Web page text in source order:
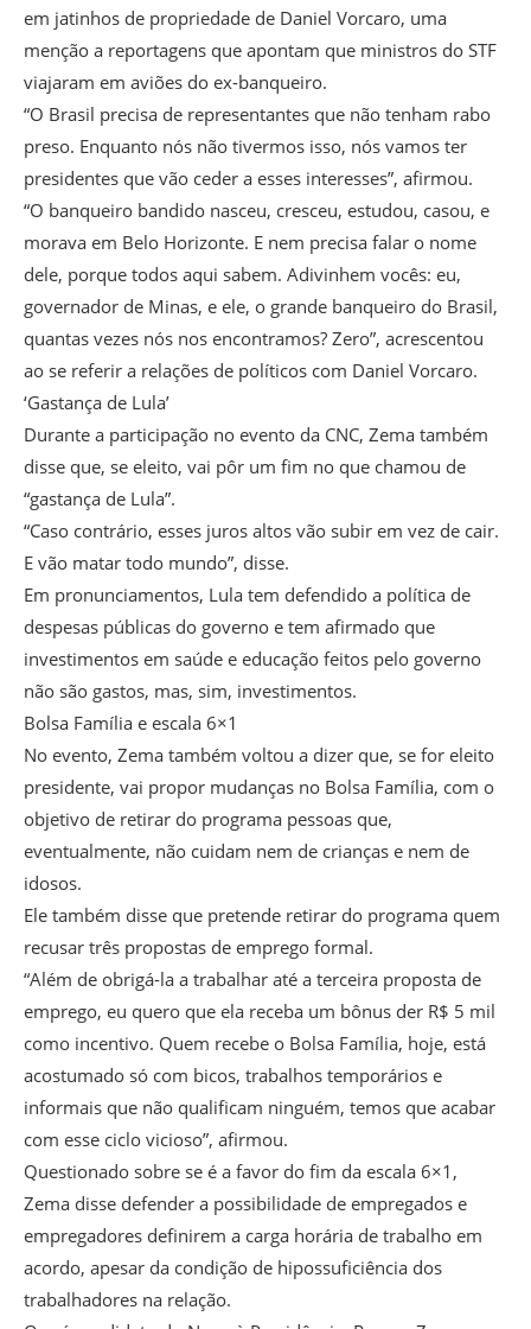
em jatinhos de propriedade de Daniel Vorcaro, uma
menção a reportagens que apontam que ministros do STF
viajaram em aviões do ex-banqueiro.
“O Brasil precisa de representantes que não tenham rabo
preso. Enquanto nós não tivermos isso, nós vamos ter
presidentes que vão ceder a esses interesses”, afirmou.
“O banqueiro bandido nasceu, cresceu, estudou, casou, e
morava em Belo Horizonte. E nem precisa falar o nome
dele, porque todos aqui sabem. Adivinhem vocês: eu,
governador de Minas, e ele, o grande banqueiro do Brasil,
quantas vezes nós nos encontramos? Zero”, acrescentou
ao se referir a relações de políticos com Daniel Vorcaro.
‘Gastança de Lula’
Durante a participação no evento da CNC, Zema também
disse que, se eleito, vai pôr um fim no que chamou de
“gastança de Lula”.
“Caso contrário, esses juros altos vão subir em vez de cair.
E vão matar todo mundo”, disse.
Em pronunciamentos, Lula tem defendido a política de
despesas públicas do governo e tem afirmado que
investimentos em saúde e educação feitos pelo governo
não são gastos, mas, sim, investimentos.
Bolsa Família e escala 6×1
No evento, Zema também voltou a dizer que, se for eleito
presidente, vai propor mudanças no Bolsa Família, com o
objetivo de retirar do programa pessoas que,
eventualmente, não cuidam nem de crianças e nem de
idosos.
Ele também disse que pretende retirar do programa quem
recusar três propostas de emprego formal.
“Além de obrigá-la a trabalhar até a terceira proposta de
emprego, eu quero que ela receba um bônus der R$ 5 mil
como incentivo. Quem recebe o Bolsa Família, hoje, está
acostumado só com bicos, trabalhos temporários e
informais que não qualificam ninguém, temos que acabar
com esse ciclo vicioso”, afirmou.
Questionado sobre se é a favor do fim da escala 6×1,
Zema disse defender a possibilidade de empregados e
empregadores definirem a carga horária de trabalho em
acordo, apesar da condição de hipossuficiência dos
trabalhadores na relação.